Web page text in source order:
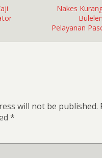
Nakes
Pelayanan
will not be published.
*